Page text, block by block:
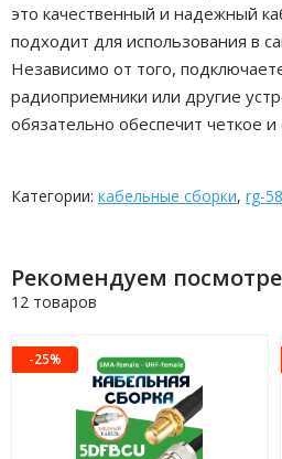
это качественный и надежный
подходит для использования в
Независимо от того,
радиоприемники или другие
обязательно обеспечит четкое
Категории: кабельные сборки, rg-
Рекомендуем
12 товаров
-25%